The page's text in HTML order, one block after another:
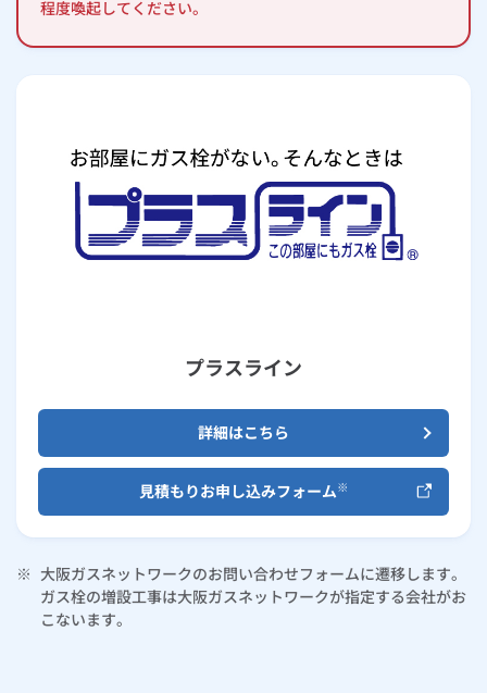
程度喚起してください。
プラスライン
詳細はこちら
見積もりお申し込みフォーム※
※ 大阪ガスネットワークのお問い合わせフォームに遷移します。
ガス栓の増設工事は大阪ガスネットワークが指定する会社がお
こないます。